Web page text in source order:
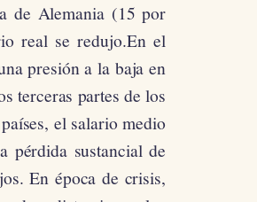
de Alemania (15 por
real se redujo.En el
presión a la baja en
terceras partes de los
el salario medio
pérdida sustancial de
En época de crisis,